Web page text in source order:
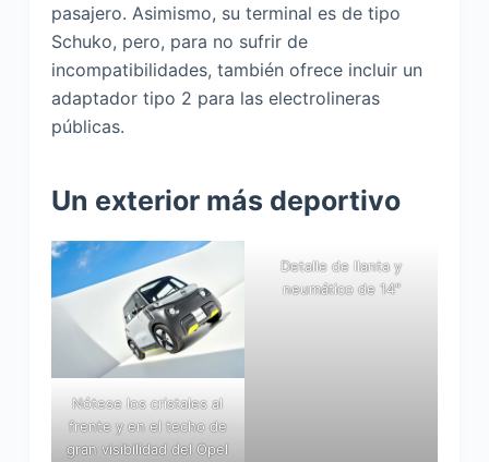
pasajero. Asimismo, su terminal es de tipo
Schuko, pero, para no sufrir de
incompatibilidades, también ofrece incluir un
adaptador tipo 2 para las electrolineras
públicas.
Un exterior más deportivo
Nótese los cristales al
frente y en el techo de
gran visibilidad del Opel
Detalle de llanta y
neumático de 14″